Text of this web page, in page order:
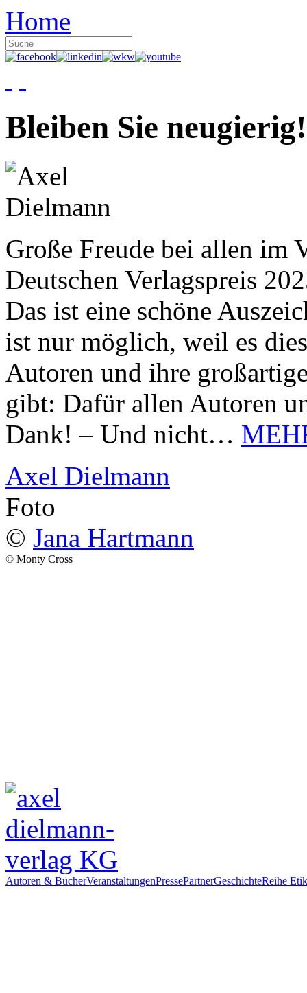
Home
Bleiben Sie neugierig!
Große Freude bei allen im
Deutschen Verlagspreis
Das ist eine schöne
ist nur möglich, weil es
Autoren und ihre
gibt: Dafür allen Autoren
Dank! – Und nicht…
Axel Dielmann
Foto
© Jana Hartmann
© Monty Cross
Autoren & BücherVeranstaltungenPressePartnerGeschichteReihe